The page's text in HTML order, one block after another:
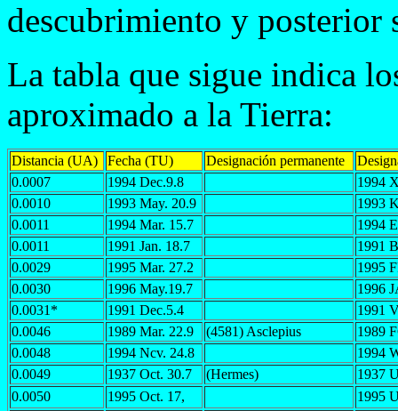
descubrimiento y posterior
La tabla que sigue indica
aproximado a la Tierra:
Distancia (UA) Fecha (TU) Designación permanente
0.0007
1994 Dec.9.8
1994
0.0010
1993 May. 20.9
1993
0.0011
1994 Mar. 15.7
1994
0.0011
1991 Jan. 18.7
1991
0.0029
1995 Mar. 27.2
1995
0.0030
1996 May.19.7
1996
0.0031*
1991 Dec.5.4
1991
0.0046
1989 Mar. 22.9 (4581) Asclepius
1989
0.0048
1994 Ncv. 24.8
1994
0.0049
1937 Oct. 30.7 (Hermes)
1937
0.0050
1995 Oct. 17,
1995